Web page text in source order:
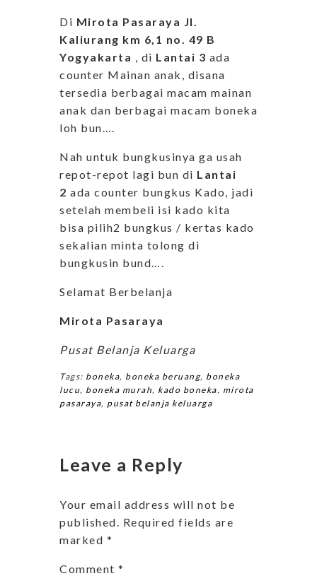
Di Mirota Pasaraya Jl.
Kaliurang km 6,1 no. 49 B
Yogyakarta , di Lantai 3 ada
counter Mainan anak, disana
tersedia berbagai macam mainan
anak dan berbagai macam boneka
loh bun….
Nah untuk bungkusinya ga usah
repot-repot lagi bun di Lantai
2 ada counter bungkus Kado, jadi
setelah membeli isi kado kita
bisa pilih2 bungkus / kertas kado
sekalian minta tolong di
bungkusin bund….
Selamat Berbelanja
Mirota Pasaraya
Pusat Belanja Keluarga
Tags: boneka, boneka beruang, boneka
lucu, boneka murah, kado boneka, mirota
pasaraya, pusat belanja keluarga
Leave a Reply
Your email address will not be
published. Required fields are
marked *
Comment *